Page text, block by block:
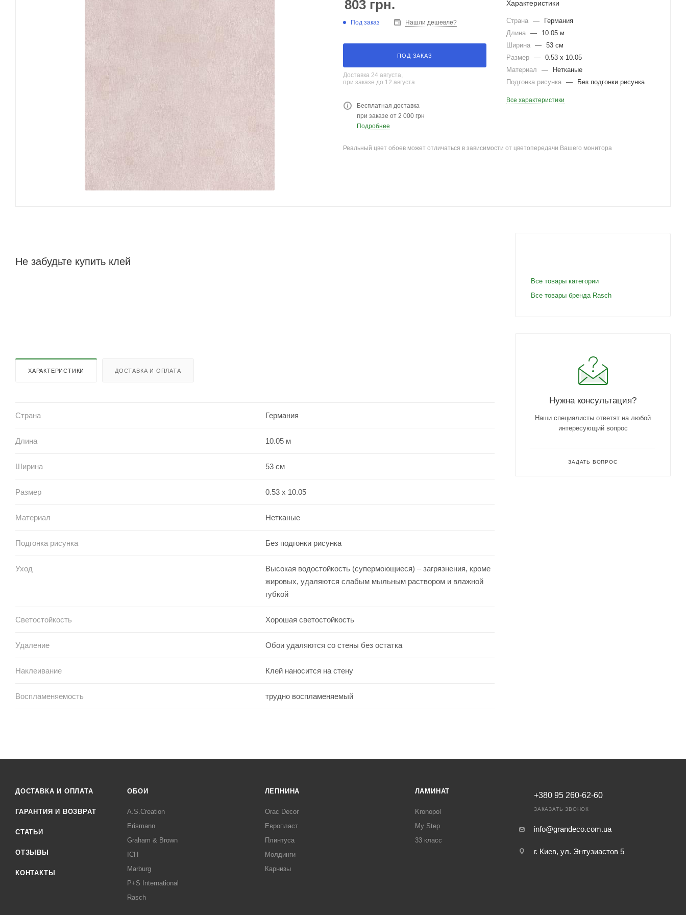
803 грн.
Под заказ Нашли дешевле?
ПОД ЗАКАЗ
Доставка 24 августа,
при заказе до 12 августа
Бесплатная доставка
при заказе от 2 000 грн
Подробнее
Характеристики
Страна —
Германия
Длина —
10.05 м
Ширина — 53 см
Размер — 0.53 x 10.05
Материал
—
Нетканые
Подгонка рисунка — Без подгонки рисунка
Все характеристики
Реальный цвет обоев может отличаться в зависимости от цветопередачи Вашего монитора
Не забудьте купить клей
ХАРАКТЕРИСТИКИ ДОСТАВКА И ОПЛАТА
Страна Германия
Длина 10.05 м
Ширина 53 см
Размер 0.53 x 10.05
Материал Нетканые
Подгонка рисунка Без подгонки рисунка
Уход
Высокая водостойкость (супермоющиеся) – загрязнения, кроме
жировых, удаляются слабым мыльным раствором и влажной
губкой
Светостойкость Хорошая светостойкость
Удаление Обои удаляются со стены без остатка
Наклеивание Клей наносится на стену
Воспламеняемость трудно воспламеняемый
Все товары категории
Все товары бренда Rasch
Нужна консультация?
Наши специалисты ответят на любой
интересующий вопрос
ЗАДАТЬ ВОПРОС
ДОСТАВКА И ОПЛАТА
ГАРАНТИЯ И ВОЗВРАТ
СТАТЬИ
ОТЗЫВЫ
КОНТАКТЫ
ОБОИ
A.S.Creation
Erismann
Graham & Brown
ICH
Marburg
P+S International
Rasch
ЛЕПНИНА
Orac Decor
Европласт
Плинтуса
Молдинги
Карнизы
ЛАМИНАТ
Kronopol
My Step
33 класс
+380 95 260-62-60
ЗАКАЗАТЬ ЗВОНОК
info@grandeco.com.ua
г. Киев, ул. Энтузиастов 5